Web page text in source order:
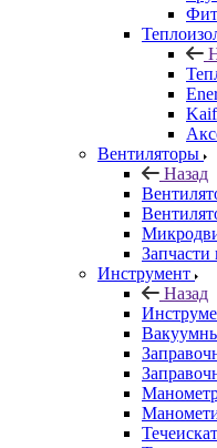
Вентиляторы
Назад
Запчасти
Инструмент
Назад